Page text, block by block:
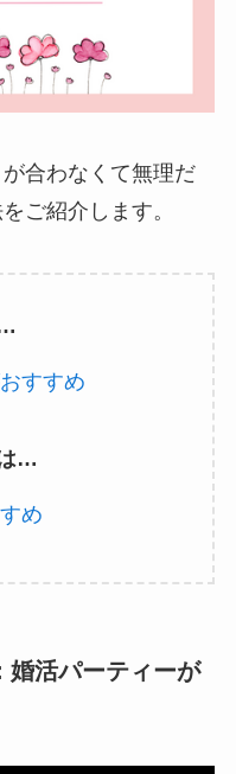
合わなくて無理だ
ご紹介します。
すすめ
…
め
婚活パーティーが